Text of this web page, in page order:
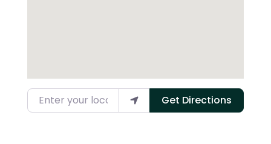
Enter your location Get Directions